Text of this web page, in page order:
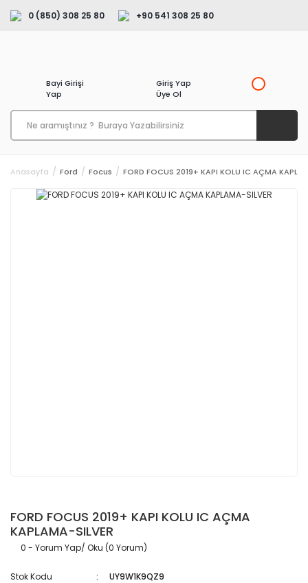
0 (850) 308 25 80 +90 541 308 25 80
Bayi Girişi
Yap
Giriş Yap
Üye Ol
Anasayfa Ford Focus FORD FOCUS 2019+ KAPI KOLU IC AÇMA
FORD FOCUS 2019+ KAPI KOLU IC AÇMA
KAPLAMA-SILVER
0 - Yorum Yap/ Oku (0 Yorum)
Stok Kodu UY9W1K9QZ9